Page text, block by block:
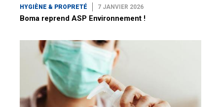
HYGIÈNE & PROPRETÉ 7 JANVIER 2026
Boma reprend ASP Environnement !